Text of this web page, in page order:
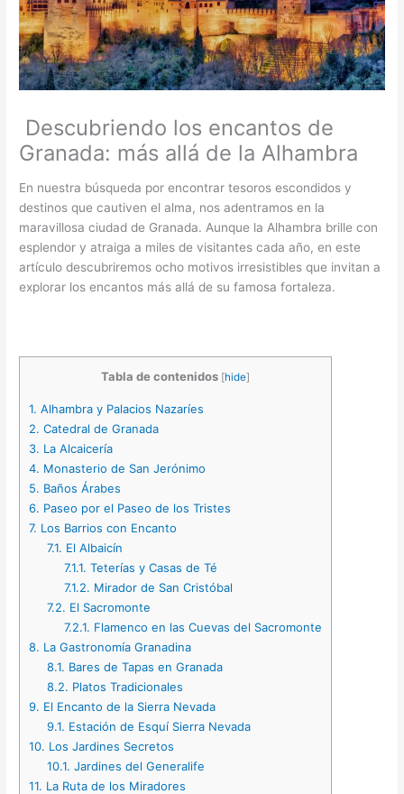
Descubriendo los encantos de
Granada: más allá de la Alhambra
En nuestra búsqueda por encontrar tesoros escondidos y
destinos que cautiven el alma, nos adentramos en la
maravillosa ciudad de Granada. Aunque la Alhambra brille con
esplendor y atraiga a miles de visitantes cada año, en este
artículo descubriremos ocho motivos irresistibles que invitan a
explorar los encantos más allá de su famosa fortaleza.
Tabla de contenidos [hide]
1. Alhambra y Palacios Nazaríes
2. Catedral de Granada
3. La Alcaicería
4. Monasterio de San Jerónimo
5. Baños Árabes
6. Paseo por el Paseo de los Tristes
7. Los Barrios con Encanto
7.1. El Albaicín
7.1.1. Teterías y Casas de Té
7.1.2. Mirador de San Cristóbal
7.2. El Sacromonte
7.2.1. Flamenco en las Cuevas del Sacromonte
8. La Gastronomía Granadina
8.1. Bares de Tapas en Granada
8.2. Platos Tradicionales
9. El Encanto de la Sierra Nevada
9.1. Estación de Esquí Sierra Nevada
10. Los Jardines Secretos
10.1. Jardines del Generalife
11. La Ruta de los Miradores